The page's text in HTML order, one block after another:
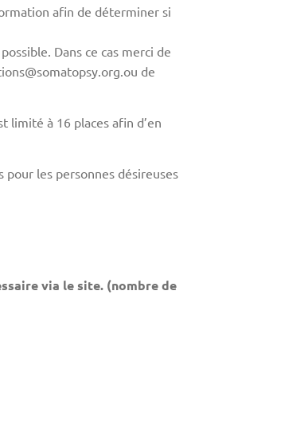
afin de déterminer si
Dans ce cas merci de
de
limité à 16 places afin d’en
pour les personnes désireuses
via le site. (nombre de